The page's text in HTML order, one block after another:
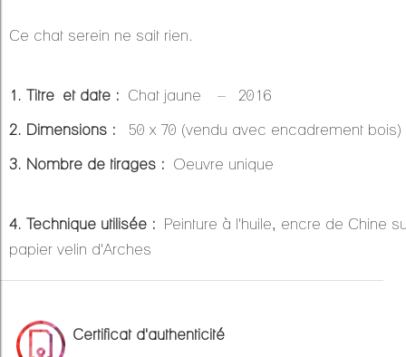
Ce chat serein ne sait rien.
1. Titre et date : Chat jaune
– 2016
2. Dimensions :
50 x 70 (vendu avec encadrement bois)
3. Nombre de tirages : Oeuvre unique
4. Technique utilisée : Peinture à l'huile, encre de Chine
papier velin d'Arches
Certificat d'authenticité